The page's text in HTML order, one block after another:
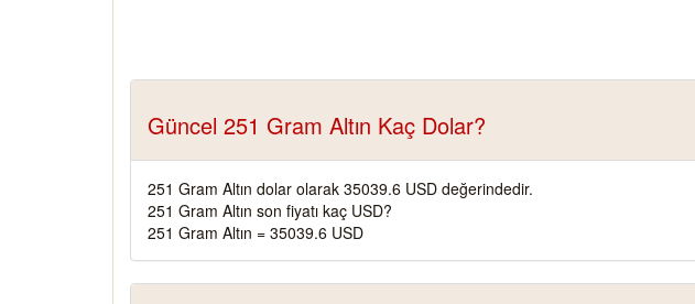
Güncel 251 Gram Altın Kaç Dolar?
251 Gram Altın dolar olarak 35039.6 USD değerindedir.
251 Gram Altın son fiyatı kaç USD?
251 Gram Altın = 35039.6 USD